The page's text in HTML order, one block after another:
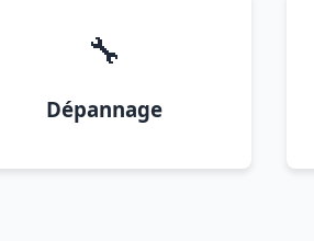
🔧
Dépannage